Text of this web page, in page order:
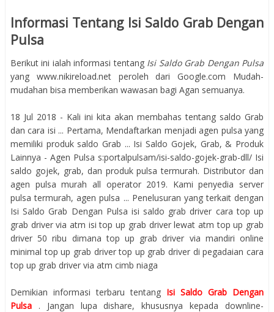
Informasi Tentang Isi Saldo Grab Dengan
Pulsa
Berikut ini ialah informasi tentang Isi Saldo Grab Dengan Pulsa
yang www.nikireload.net peroleh dari Google.com Mudah-
mudahan bisa memberikan wawasan bagi Agan semuanya.
18 Jul 2018 - Kali ini kita akan membahas tentang saldo Grab
dan cara isi ... Pertama, Mendaftarkan menjadi agen pulsa yang
memiliki produk saldo Grab ... Isi Saldo Gojek, Grab, & Produk
Lainnya - Agen Pulsa s:portalpulsam/isi-saldo-gojek-grab-dll/ Isi
saldo gojek, grab, dan produk pulsa termurah. Distributor dan
agen pulsa murah all operator 2019. Kami penyedia server
pulsa termurah, agen pulsa ... Penelusuran yang terkait dengan
Isi Saldo Grab Dengan Pulsa isi saldo grab driver cara top up
grab driver via atm isi top up grab driver lewat atm top up grab
driver 50 ribu dimana top up grab driver via mandiri online
minimal top up grab driver top up grab driver di pegadaian cara
top up grab driver via atm cimb niaga
Demikian informasi terbaru tentang Isi Saldo Grab Dengan
Pulsa . Jangan lupa dishare, khususnya kepada downline-